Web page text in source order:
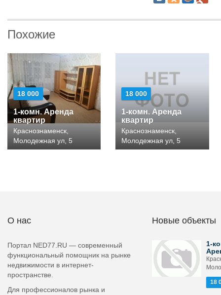
Похожие
18 000
1-комн. Аренда
квартир
Краснознаменск,
Молодежная ул, 5
18 000
1-комн. Аренда
квартир
Краснознаменск,
Молодежная ул, 5
О нас
Портал NED77.RU — современный
функциональный помощник на рынке
недвижимости в интернет-
пространстве.
Для профессионалов рынка и
Новые объекты
1-
18